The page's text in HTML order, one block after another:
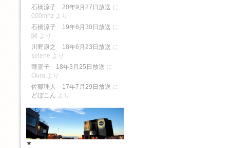
石橋涼子 20年9月27日放送 に
000mhz より
石橋涼子 19年6月30日放送 に
関 より
川野康之 18年6月23日放送 に
selene より
薄景子 18年3月25日放送 に
Oura より
佐藤理人 17年7月29日放送 に
どぼこん より
★